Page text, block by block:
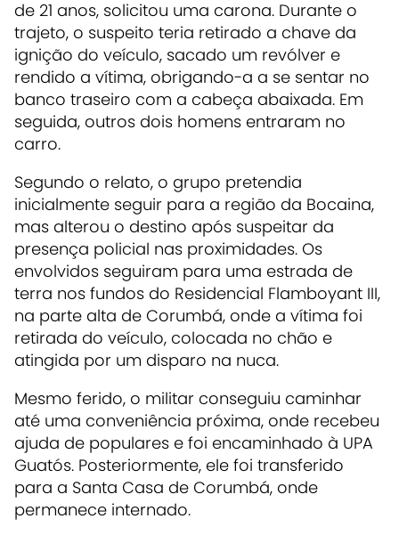
de 21 anos, solicitou uma carona. Durante o
trajeto, o suspeito teria retirado a chave da
ignição do veículo, sacado um revólver e
rendido a vítima, obrigando-a a se sentar no
banco traseiro com a cabeça abaixada. Em
seguida, outros dois homens entraram no
carro.
Segundo o relato, o grupo pretendia
inicialmente seguir para a região da Bocaina,
mas alterou o destino após suspeitar da
presença policial nas proximidades. Os
envolvidos seguiram para uma estrada de
terra nos fundos do Residencial Flamboyant III,
na parte alta de Corumbá, onde a vítima foi
retirada do veículo, colocada no chão e
atingida por um disparo na nuca.
Mesmo ferido, o militar conseguiu caminhar
até uma conveniência próxima, onde recebeu
ajuda de populares e foi encaminhado à UPA
Guatós. Posteriormente, ele foi transferido
para a Santa Casa de Corumbá, onde
permanece internado.